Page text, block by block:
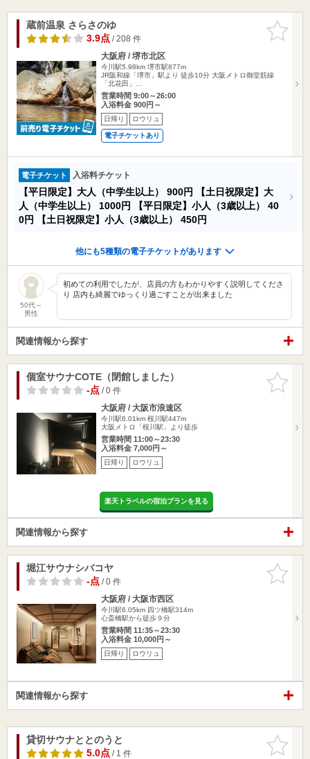
お気に入
りに追加
蔵前温泉 さらさのゆ
3.9点/ 208 件
大阪府 / 堺市北区
今川駅5.98km 堺市駅877m
JR阪和線「堺市」駅より 徒歩10分 大阪メトロ御堂筋線
「北花田」…
営業時間 9:00～26:00
入浴料金 900円～
日帰り ロウリュ
電子チケットあり
電子チケット 入浴料チケット
【平日限定】大人（中学生以上） 900円
【土日祝限定】大
人（中学生以上） 1000円 【平日限定】小人（3歳以上） 40
0円
【土日祝限定】小人（3歳以上） 450円
他にも5種類の電子チケットがあります
50代～
男性
初めての利用でしたが、店員の方もわかりやすく説明してくださ
り 店内も綺麗でゆっくり過ごすことが出来ました
関連情報から探す
お気に入
りに追加
個室サウナCOTE（閉館しました）
-点/ 0 件
大阪府 / 大阪市浪速区
今川駅6.01km 桜川駅447m
大阪メトロ「桜川駅」より徒歩
営業時間 11:00～23:30
入浴料金 7,000円～
日帰り ロウリュ
楽天トラベルの宿泊プランを見る
関連情報から探す
お気に入
りに追加
堀江サウナシバコヤ
-点/ 0 件
大阪府 / 大阪市西区
今川駅6.05km 四ツ橋駅314m
心斎橋駅から徒歩９分
営業時間 11:35～23:30
入浴料金 10,000円～
日帰り ロウリュ
関連情報から探す
お気に入
りに追加
貸切サウナととのうと
5.0点/ 1 件